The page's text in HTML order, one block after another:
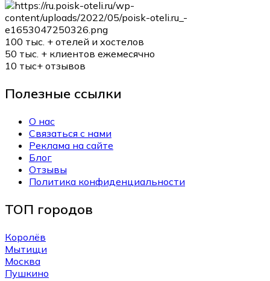
100 тыс. + отелей и хостелов
50 тыс. + клиентов ежемесячно
10 тыс+ отзывов
Полезные ссылки
О нас
Связаться с нами
Реклама на сайте
Блог
Отзывы
Политика конфиденциальности
ТОП городов
Королёв
Мытищи
Москва
Пушкино